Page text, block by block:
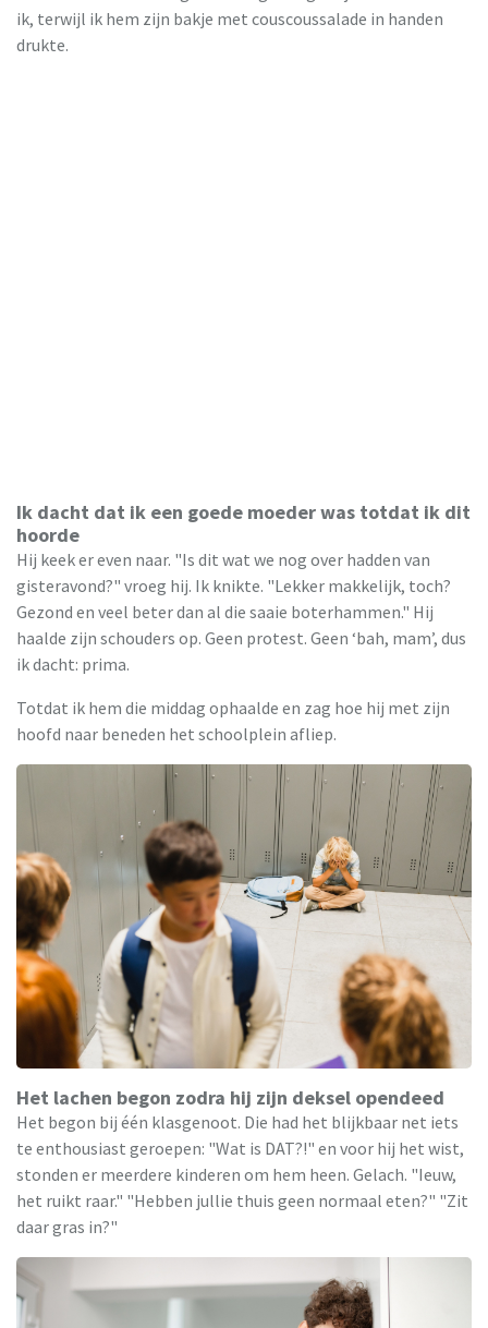
ik, terwijl ik hem zijn bakje met couscoussalade in handen
drukte.
Ik dacht dat ik een goede moeder was totdat ik dit
hoorde
Hij keek er even naar. "Is dit wat we nog over hadden van
gisteravond?" vroeg hij. Ik knikte. "Lekker makkelijk, toch?
Gezond en veel beter dan al die saaie boterhammen." Hij
haalde zijn schouders op. Geen protest. Geen ‘bah, mam’, dus
ik dacht: prima.
Totdat ik hem die middag ophaalde en zag hoe hij met zijn
hoofd naar beneden het schoolplein afliep.
Het lachen begon zodra hij zijn deksel opendeed
Het begon bij één klasgenoot. Die had het blijkbaar net iets
te enthousiast geroepen: "Wat is DAT?!" en voor hij het wist,
stonden er meerdere kinderen om hem heen. Gelach. "Ieuw,
het ruikt raar." "Hebben jullie thuis geen normaal eten?" "Zit
daar gras in?"